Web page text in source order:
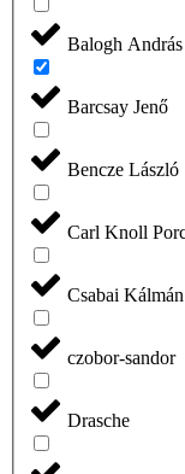
Balogh András
Barcsay Jenő
Bencze László
Carl Knoll
Csabai Kálmán
czobor-sandor
Drasche